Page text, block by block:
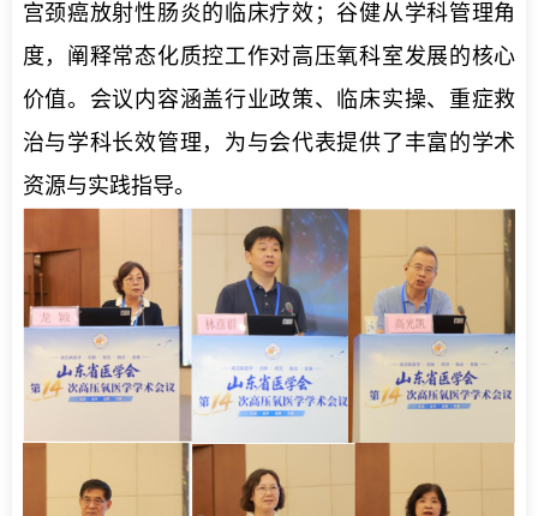
宫颈癌放射性肠炎的临床疗效；谷健从学科管理角
度，阐释常态化质控工作对高压氧科室发展的核心
价值。会议内容涵盖行业政策、临床实操、重症救
治与学科长效管理，为与会代表提供了丰富的学术
资源与实践指导。